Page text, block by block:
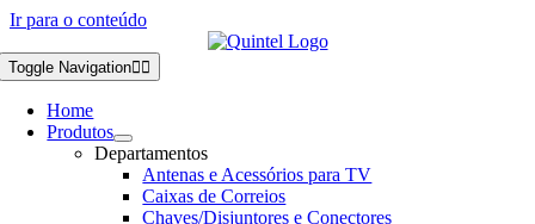
Ir para o conteúdo
Toggle Navigation
Home
Produtos
Departamentos
Antenas e Acessórios para TV
Caixas de Correios
Chaves/Disjuntores e Conectores